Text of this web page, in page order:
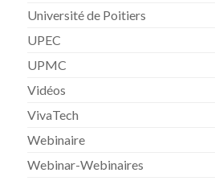
Université de Poitiers
UPEC
UPMC
Vidéos
VivaTech
Webinaire
Webinar-Webinaires